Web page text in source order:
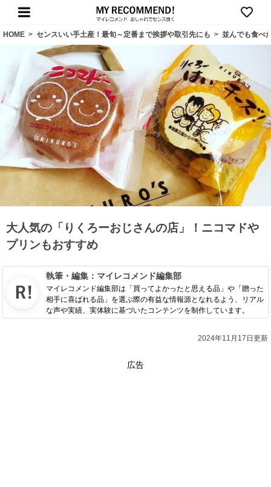
HOME > センスいい手土産！最旬～定番まで挨拶や取引先にも > 並んでも食べ
大人気の「りくろーおじさんの店」！ニコマドや
プリンもおすすめ
執筆・編集： マイレコメンド編集部
マイレコメンド編集部は「買ってよかったと思える品」や「贈った
相手に喜ばれる品」を選ぶ際の有益な情報源となれるよう、リアル
な声や実績、実体験に基づいたコンテンツを制作しています。
2024年11月17日更新
広告